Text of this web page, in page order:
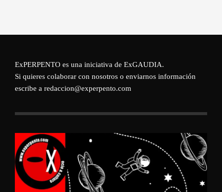
ExPERPENTO es una iniciativa de ExGAUDIA.
Si quieres colaborar con nosotros o enviarnos información
escribe a redaccion@experpento.com